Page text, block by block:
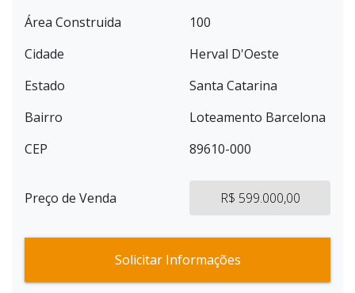
Área Construida
100
Cidade
Herval D'Oeste
Estado
Santa Catarina
Bairro
Loteamento Barcelona
CEP
89610-000
Preço de Venda R$ 599.000,00
Solicitar Informações